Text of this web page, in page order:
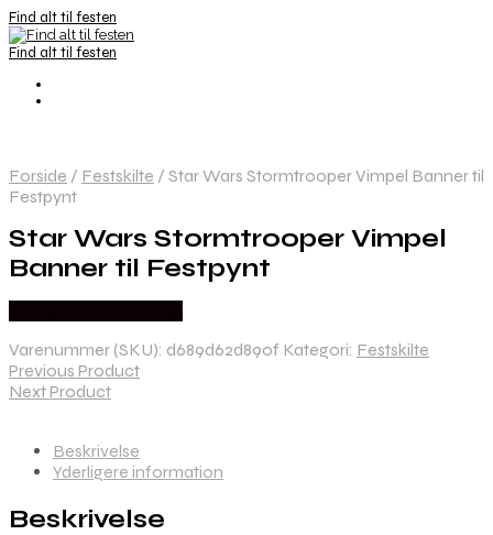
Find alt til festen
Find alt til festen
Forside / Festskilte / Star Wars Stormtrooper Vimpel Banner til
Festpynt
Star Wars Stormtrooper Vimpel
Banner til Festpynt
Varenummer (SKU): d689d62d890f Kategori: Festskilte
Previous Product
Next Product
Beskrivelse
Yderligere information
Beskrivelse